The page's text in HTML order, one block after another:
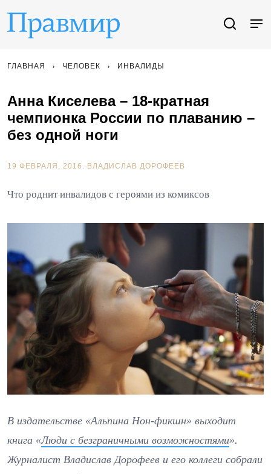
ГЛАВНАЯ ЧЕЛОВЕК ИНВАЛИДЫ
Анна Киселева – 18-кратная
чемпионка России по плаванию –
без одной ноги
19 ФЕВРАЛЯ, 2016. ВЛАДИСЛАВ ДОРОФЕЕВ
Что роднит инвалидов с героями из комиксов
В издательстве «Альпина Нон-фикшн» выходит
книга «Люди с безграничными возможностями».
Журналист Владислав Дорофеев и его коллеги собрали